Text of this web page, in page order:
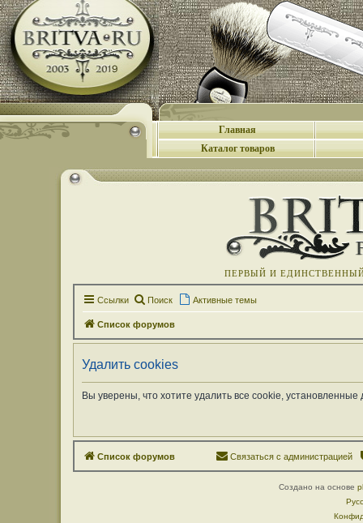
Главная
Каталог товаров
ПЕРВЫЙ И
Ссылки Поиск Активные темы
Список форумов
Удалить cookies
Вы уверены, что хотите удалить все cookie,
Список форумов Связаться с администрацией
Создано на основе